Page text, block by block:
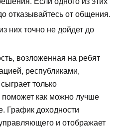
отказывайтесь от общения.
них точно не дойдет до
возложенная на ребят
республиками,
только
поможет как можно лучше
График доходности
и отображает